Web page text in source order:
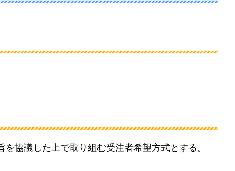
協議した上で取り組む受注者希望方式とする。